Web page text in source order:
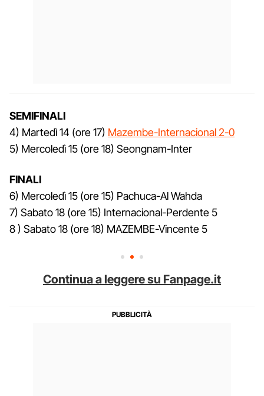
SEMIFINALI
4) Martedì 14 (ore 17) Mazembe-Internacional 2-0
5) Mercoledì 15 (ore 18) Seongnam-Inter
FINALI
6) Mercoledì 15 (ore 15) Pachuca-Al Wahda
7) Sabato 18 (ore 15) Internacional-Perdente 5
8 ) Sabato 18 (ore 18) MAZEMBE-Vincente 5
Continua a leggere su Fanpage.it